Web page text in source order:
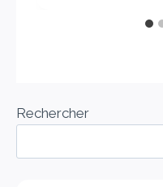
Rechercher